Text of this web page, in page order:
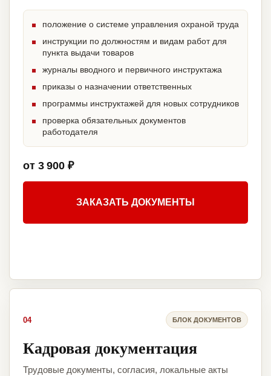
положение о системе управления охраной труда
инструкции по должностям и видам работ для
пункта выдачи товаров
журналы вводного и первичного инструктажа
приказы о назначении ответственных
программы инструктажей для новых сотрудников
проверка обязательных документов
работодателя
от 3 900 ₽
ЗАКАЗАТЬ ДОКУМЕНТЫ
04 БЛОК ДОКУМЕНТОВ
Кадровая документация
Трудовые документы, согласия, локальные акты